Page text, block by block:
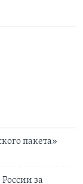
пакета»
за